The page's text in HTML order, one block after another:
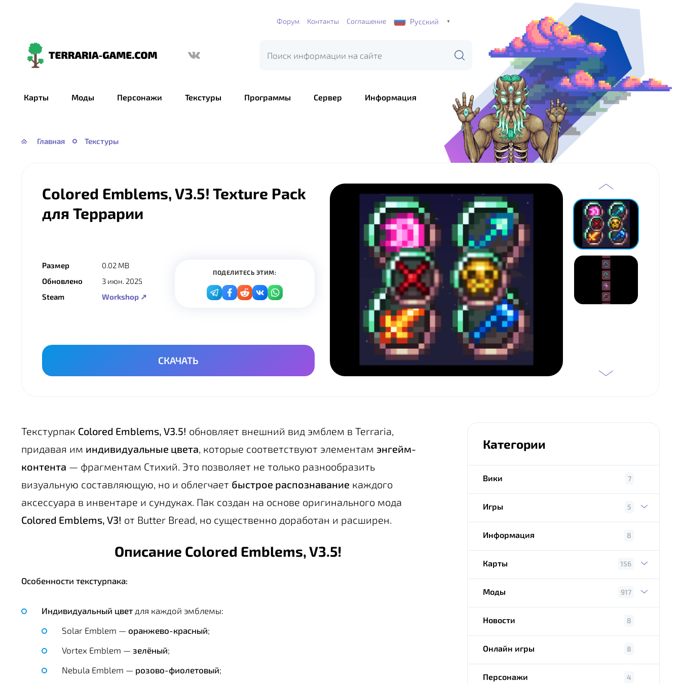
Форум Контакты Соглашение Русский ▼
Terraria-
Карты Моды Персонажи Текстуры Программы Сервер Информация
Главная Текстуры
Colored Emblems, V3.5! Texture Pack
для Террарии
Размер
0.02 MB
Обновлено
3 июн. 2025
Steam
Workshop ↗
ПОДЕЛИТЕСЬ ЭТИМ:
СКАЧАТЬ
Текстурпак Colored Emblems, V3.5! обновляет внешний вид эмблем в Terraria,
придавая им индивидуальные цвета, которые соответствуют элементам энгейм-
контента — фрагментам Стихий. Это позволяет не только разнообразить
визуальную составляющую, но и облегчает быстрое распознавание каждого
аксессуара в инвентаре и сундуках. Пак создан на основе оригинального мода
Colored Emblems, V3! от Butter Bread, но существенно доработан и расширен.
Описание Colored Emblems, V3.5!
Особенности текстурпака:
Индивидуальный цвет для каждой эмблемы:
Solar Emblem — оранжево-красный;
Vortex Emblem — зелёный;
Nebula Emblem — розово-фиолетовый;
Категории
Вики 7
Игры 5
Информация 8
Карты 156
Моды 917
Новости 8
Онлайн игры 8
Персонажи 4